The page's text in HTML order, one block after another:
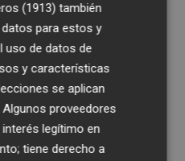
(1913) también
para estos y
uso de datos de
y características
se aplican
proveedores
legítimo en
tiene derecho a